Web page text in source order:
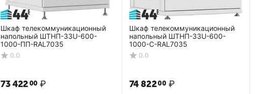
Шкаф телекоммуникационный
напольный ШТНП-33U-600-
1000-ПП-RAL7035
0.0
73 42200 ₽
Шкаф телекоммуникационный
напольный ШТНП-33U-600-
1000-С-RAL7035
0.0
74 82200 ₽